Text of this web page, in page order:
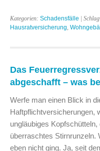
Kategorien: Schadensfälle |
Hausratversicherung
Das
abgeschafft – was
Werfe man einen Blick in
Haftpflichtversicherungen,
ungläubiges
überraschtes Stirnrunzeln.
eben nicht ging. Ja, seit